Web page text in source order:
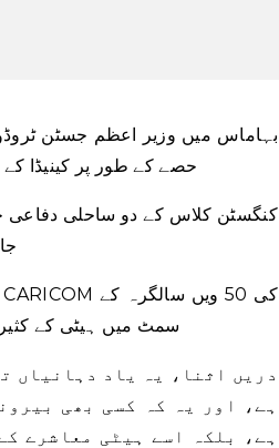
بہاماس میں وزیر اعظم جسٹن
حصے کے طور پر کینیڈا کے تقریباً 90 بحریہ کے ملاح جلد ہی پورٹ-او-پرنس
کنگسٹن کلاس کے دو ساحلی دفاعی
سمٹ میں ہیٹی کے
دریں اثنا، یہ یاد دہانیاں
ہے، اور یہ کہ کسی بھی
ہے، بلکہ اسے ہیٹی معاشرے